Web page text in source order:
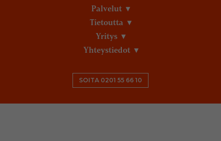
Palvelut
Tietoutta
Yritys
Yhteystiedot
SOITA 0201 55 66 10